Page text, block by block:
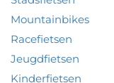
Mountainbikes
Racefietsen
Jeugdfietsen
Kinderfietsen